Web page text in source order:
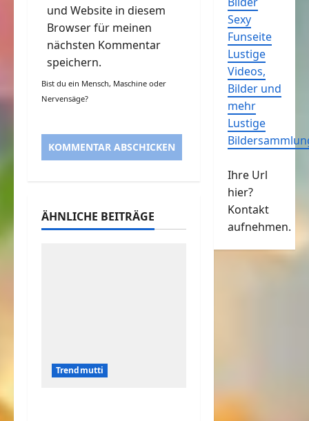
und Website in diesem
Browser für meinen
nächsten Kommentar
speichern.
Bist du ein Mensch, Maschine oder
Nervensäge?
ÄHNLICHE BEITRÄGE
Trendmutti
Sexy
Funseite
Lustige
Videos,
Bilder und
mehr
Lustige
Ihre Url
hier?
Kontakt
aufnehmen.